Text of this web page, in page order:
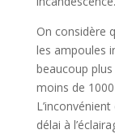
On considère
les ampoules
beaucoup
moins de
délai à